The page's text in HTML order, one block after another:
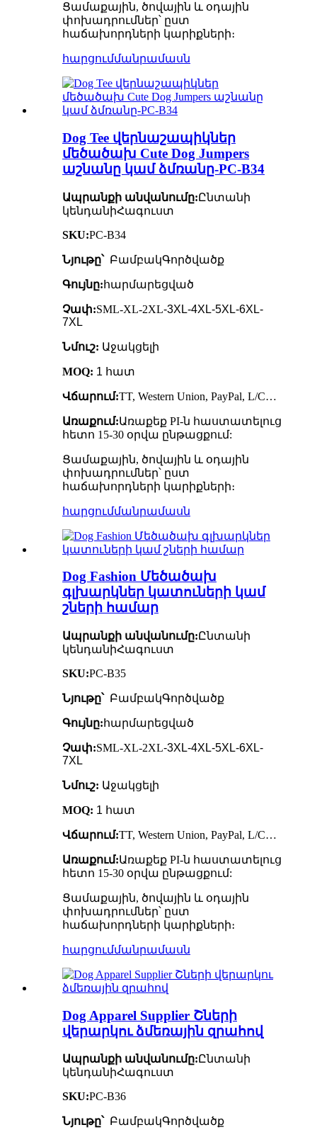
Ցամաքային, ծովային և օդային
փոխադրումներ՝ ըստ
հաճախորդների կարիքների։
հարցումմանրամասն
Dog Tee վերնաշապիկներ
մեծածախ Cute Dog Jumpers
աշնանը կամ ձմռանը-PC-B34
Ապրանքի անվանումը:Ընտանի
կենդանիՀագուստ
SKU:PC-B34
Նյութը՝ ԲամբակԳործվածք
Գույնը: հարմարեցված
Չափ:SML-XL-2XL-3XL-4XL-5XL-6XL-
7XL
Նմուշ: Աջակցելի
MOQ: 1 հատ
Վճարում:TT, Western Union, PayPal, L/C…
Առաքում:Առաքեք PI-ն հաստատելուց
հետո 15-30 օրվա ընթացքում:
Ցամաքային, ծովային և օդային
փոխադրումներ՝ ըստ
հաճախորդների կարիքների։
հարցումմանրամասն
Dog Fashion Մեծածախ
գլխարկներ կատուների կամ
շների համար
Ապրանքի անվանումը:Ընտանի
կենդանիՀագուստ
SKU:PC-B35
Նյութը՝ ԲամբակԳործվածք
Գույնը: հարմարեցված
Չափ:SML-XL-2XL-3XL-4XL-5XL-6XL-
7XL
Նմուշ: Աջակցելի
MOQ: 1 հատ
Վճարում:TT, Western Union, PayPal, L/C…
Առաքում:Առաքեք PI-ն հաստատելուց
հետո 15-30 օրվա ընթացքում:
Ցամաքային, ծովային և օդային
փոխադրումներ՝ ըստ
հաճախորդների կարիքների։
հարցումմանրամասն
Dog Apparel Supplier Շների
վերարկու ձմեռային զրահով
Ապրանքի անվանումը:Ընտանի
կենդանիՀագուստ
SKU:PC-B36
Նյութը՝ ԲամբակԳործվածք